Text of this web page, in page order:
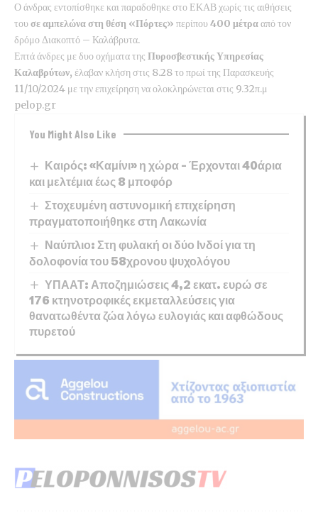
Ο άνδρας εντοπίσθηκε και παραδοθηκε στο ΕΚΑΒ χωρίς τις αιθήσεις
τουσε αμπελώνα στη θέση «Πόρτες» περίπου400 μέτρααπό τον
δρόμο Διακοπτό – Καλάβρυτα.
Επτά άνδρες με δυο οχήματα της Πυροσβεστικής Υπηρεσίας
Καλαβρύτων, έλαβαν κλήση στις 8.28 το πρωί της Παρασκευής
11/10/2024 με την επιχείρηση να ολοκληρώνεται στις 9.32π.μ
pelop.gr
You Might Also Like
Καιρός: «Καμίνι» η χώρα – Έρχονται 40άρια
και μελτέμια έως 8 μποφόρ
Στοχευμένη αστυνομική επιχείρηση
πραγματοποιήθηκε στη Λακωνία
Ναύπλιο: Στη φυλακή οι δύο Ινδοί για τη
δολοφονία του 58χρονου ψυχολόγου
ΥΠΑΑΤ: Αποζημιώσεις 4,2 εκατ. ευρώ σε
176 κτηνοτροφικές εκμεταλλεύσεις για
θανατωθέντα ζώα λόγω ευλογιάς και αφθώδους
πυρετού